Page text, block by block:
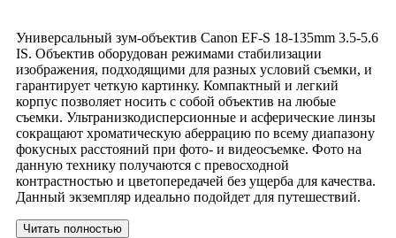
Универсальный зум-объектив Canon EF-S 18-135mm 3.5-5.6
IS. Объектив оборудован режимами стабилизации
изображения, подходящими для разных условий съемки, и
гарантирует четкую картинку. Компактный и легкий
корпус позволяет носить с собой объектив на любые
съемки. Ультранизкодисперсионные и асферические линзы
сокращают хроматическую аберрацию по всему диапазону
фокусных расстояний при фото- и видеосъемке. Фото на
данную технику получаются с превосходной
контрастностью и цветопередачей без ущерба для качества.
Данный экземпляр идеально подойдет для путешествий.
Читать полностью